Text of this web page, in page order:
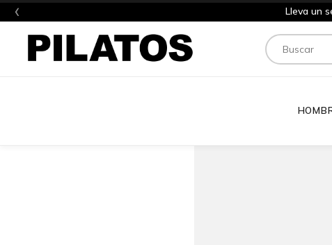
‹ Lleva un
Buscar